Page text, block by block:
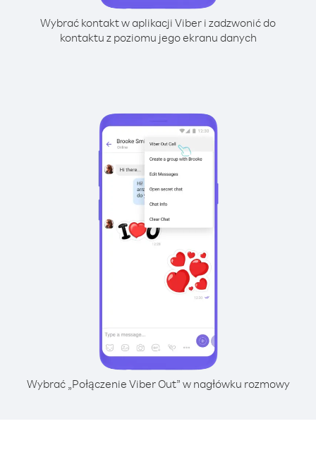
Wybrać kontakt w aplikacji Viber i zadzwonić do
kontaktu z poziomu jego ekranu danych
Wybrać „Połączenie Viber Out” w nagłówku rozmowy